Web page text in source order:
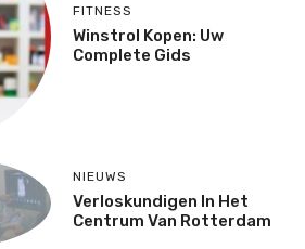
FITNESS
Winstrol Kopen: Uw
Complete Gids
NIEUWS
Verloskundigen In Het
Centrum Van Rotterdam